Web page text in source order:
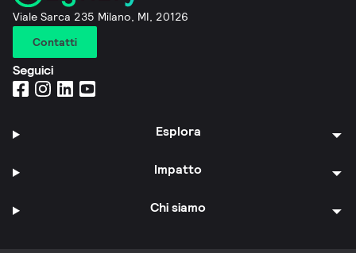
Viale Sarca 235 Milano, MI, 20126
Contatti
Seguici
Esplora
Impatto
Chi siamo